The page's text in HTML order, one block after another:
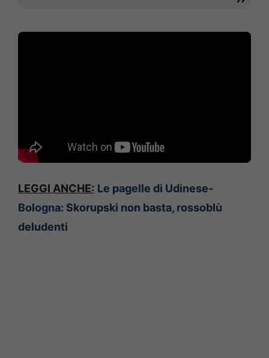
LEGGI ANCHE: Le pagelle di Udinese-
Bologna: Skorupski non basta, rossoblù
deludenti